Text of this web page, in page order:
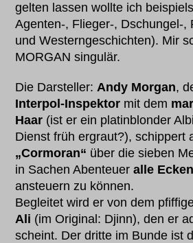
gelten lassen wollte ich
Agenten-, Flieger-, Dschungel-,
und Westerngeschichten). Mir
MORGAN singulär.
Die Darsteller:Andy Morgan,
Interpol-Inspektor mit dem
Haar (ist er ein platinblonder
Dienst früh ergraut?), schippert
„Cormoran“ über die sieben
in Sachen Abenteueralle
ansteuern zu können.
Begleitet wird er von dem
Ali (im Original: Djinn), den er
scheint. Der dritte im Bunde ist